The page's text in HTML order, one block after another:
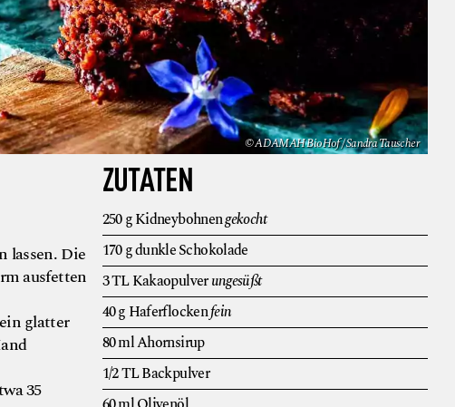
© ADAMAH BioHof / Sandra Tauscher
lassen. Die
ausfetten
glatter
35
ZUTATEN
250gKidneybohnengekocht
170gdunkle Schokolade
3TLKakaopulverungesüßt
40g Haferflockenfein
80mlAhornsirup
1/2TLBackpulver